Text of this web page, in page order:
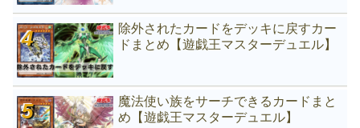
除外されたカードをデッキに戻すカー
ドまとめ【遊戯王マスターデュエル】
魔法使い族をサーチできるカードまと
め【遊戯王マスターデュエル】